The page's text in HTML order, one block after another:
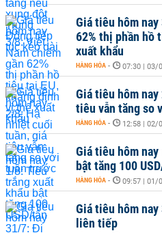
Giá tiêu hôm
62% thị phần hồ
xuất khẩu
HÀNG HÓA - 07:30 | 03/
Giá tiêu hôm
tiêu vẫn tăng so
HÀNG HÓA - 12:58 | 02/
Giá tiêu hôm
bật tăng 100
HÀNG HÓA - 09:57 | 01/
Giá tiêu hôm
liên tiếp